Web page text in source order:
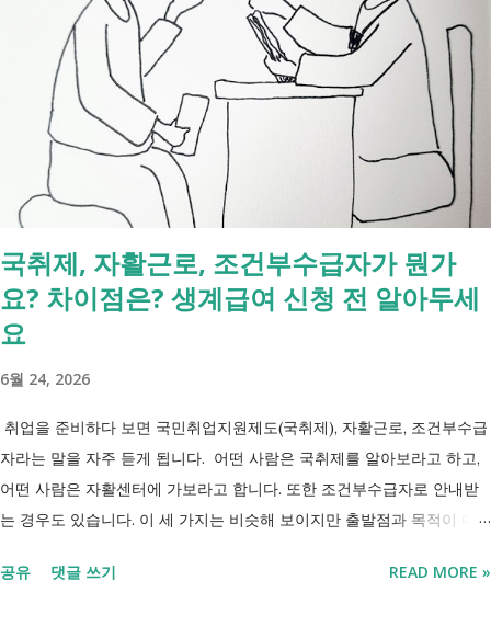
니다. 정부 업무계획 내용 추진 시기 3급 단일장애까지 장애인연금 지급
2027년 중증장애인 생계급여 부양의무자 기준 폐지 2027년 하반기 활동
지원서비스 65세 이후 선택권 보장 2027년 7월 최중증 발달장애인 24시
간 긴급돌봄 확대 확대 추진 장애인 공공일자리 지속 확대 계속 추진 ※
업무계획에 담긴 내용으로, 법 개정과 예산 반영 등을 거쳐 시행될 예정
입니다. 부모와 함께 살아도 장애인연금을 받을 수 있을까요? 이번 보건
복지부 업무계획이 발표된 뒤 많은 분들이 질문하셨습니다. "부모와 같이
살면 장애인연금을 받을 수 없나요?" "혼자 살아야만 받을 수 있는 건가
요?" 결론부터 말씀드리면 부모와 함께 거주한다는 이유만으로 장애인연
금을 받을 수 없는 것은 아닙니다. 많은 분들이 이번 업무계획에 포함된
'중증장애인 생계급여 부양의무자 기준 폐지' 와 장애인연금 을 같은 제도
연금 생계급여 목적 장애로 인한 ...
국취제, 자활근로, 조건부수급자가 뭔가
요? 차이점은? 생계급여 신청 전 알아두세
요
6월 24, 2026
취업을 준비하다 보면 국민취업지원제도(국취제), 자활근로, 조건부수급
자라는 말을 자주 듣게 됩니다. 어떤 사람은 국취제를 알아보라고 하고,
어떤 사람은 자활센터에 가보라고 합니다. 또한 조건부수급자로 안내받
는 경우도 있습니다. 이 세 가지는 비슷해 보이지만 출발점과 목적이 다
것조차 포기하고 싶어집니다. 그래서 포기하지 않길 바라는 마음에 쉽게
공유 댓글 쓰기 READ MORE »